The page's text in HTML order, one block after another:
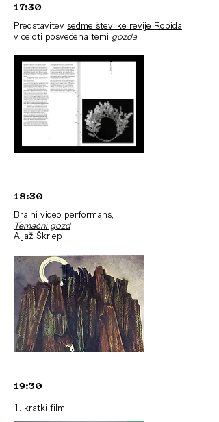
17:30
Predstavitev sedme številke revije Robida
v celoti posvečena temi gozda
18:30
Bralni video performans,
Temačni gozd
Aljaž Škrlep
19:30
1. kratki filmi